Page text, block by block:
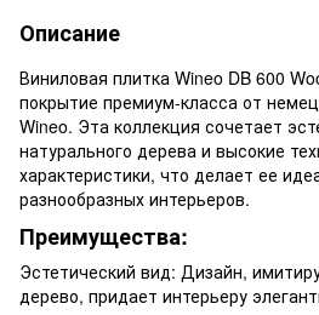
Описание
Виниловая плитка Wineo DB 600
покрытие премиум-класса от
Wineo. Эта коллекция сочетает
натурального дерева и высокие
характеристики, что делает ее
разнообразных интерьеров.
Преимущества:
Эстетический вид: Дизайн,
дерево, придает интерьеру